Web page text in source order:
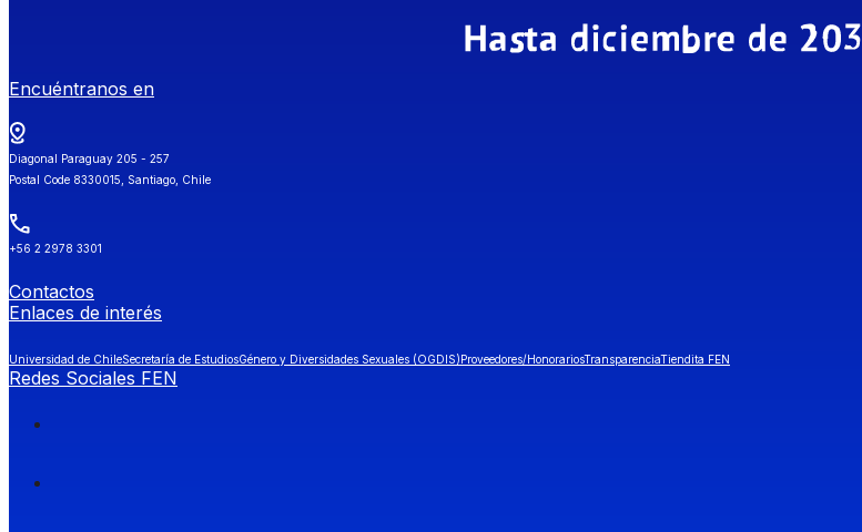
Encuéntranos en
Diagonal Paraguay 205 - 257
Postal Code 8330015, Santiago, Chile
+56 2 2978 3301
Contactos
Enlaces de interés
Universidad de ChileSecretaría de EstudiosGénero y Diversidades Sexuales (OGDIS)Proveedores/HonorariosTransparenciaTiendita FEN
Redes Sociales FEN